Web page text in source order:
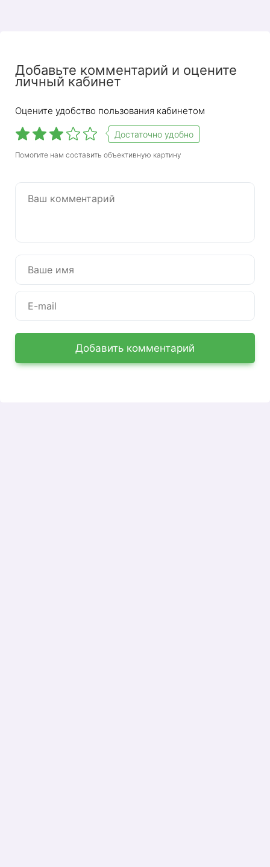
Добавьте комментарий и оцените
личный кабинет
Оцените удобство пользования кабинетом
Достаточно удобно
Помогите нам составить объективную картину
Добавить комментарий